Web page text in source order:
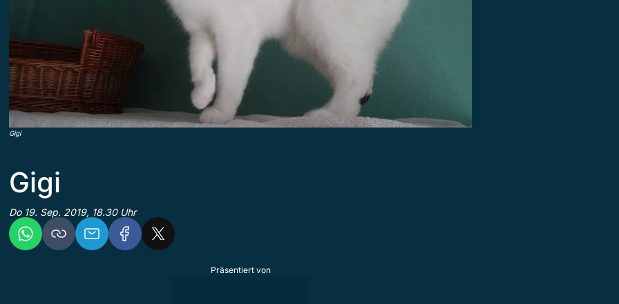
Gigi
Gigi
Do 19. Sep. 2019, 18.30 Uhr
Präsentiert von